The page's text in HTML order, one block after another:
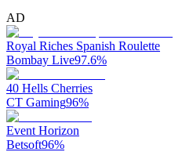
AD
Royal Riches Spanish Roulette
Bombay Live97.6%
40 Hells Cherries
CT Gaming96%
Event Horizon
Betsoft96%